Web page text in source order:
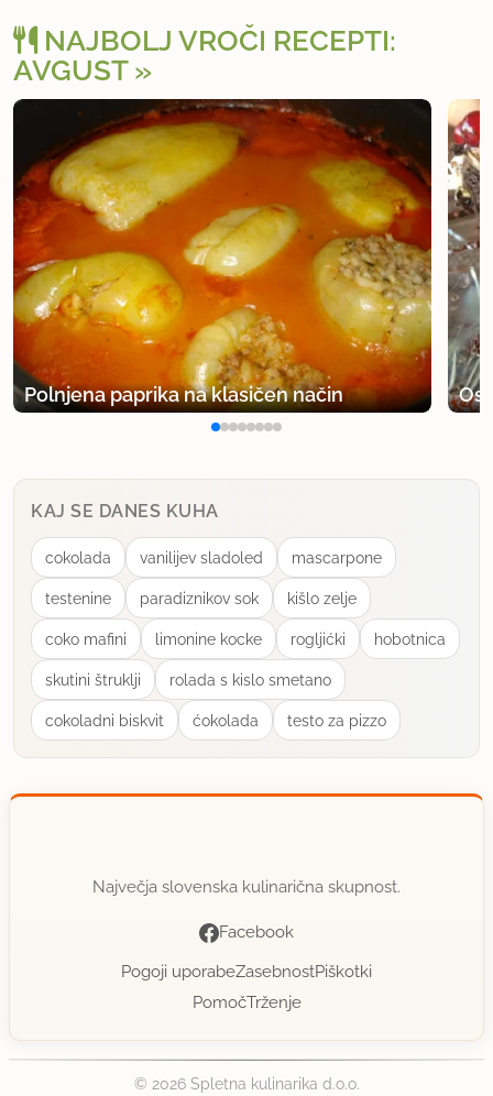
NAJBOLJ VROČI RECEPTI:
AVGUST
Polnjena paprika na klasičen način
KAJ SE DANES KUHA
cokolada vanilijev sladoled mascarpone
testenine paradiznikov sok kišlo zelje
coko mafini limonine kocke rogljićki hobotnica
skutini štruklji rolada s kislo smetano
cokoladni biskvit ćokolada testo za pizzo
Največja slovenska kulinarična skupnost.
Facebook
Pogoji uporabeZasebnostPiškotki
PomočTrženje
© 2026 Spletna kulinarika d.o.o.